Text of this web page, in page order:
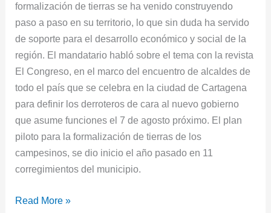
formalización de tierras se ha venido construyendo
paso a paso en su territorio, lo que sin duda ha servido
de soporte para el desarrollo económico y social de la
región. El mandatario habló sobre el tema con la revista
El Congreso, en el marco del encuentro de alcaldes de
todo el país que se celebra en la ciudad de Cartagena
para definir los derroteros de cara al nuevo gobierno
que asume funciones el 7 de agosto próximo. El plan
piloto para la formalización de tierras de los
campesinos, se dio inicio el año pasado en 11
corregimientos del municipio.
avanza
de
manera
positiva
Read More »